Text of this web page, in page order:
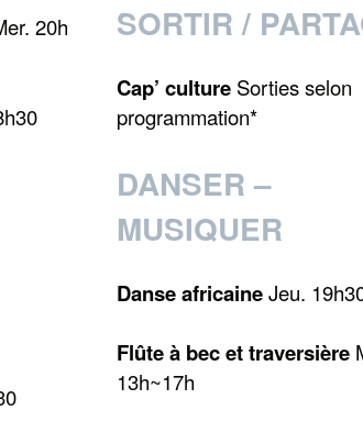
20h
SORTIR /
Cap’ culture Sorties selon
programmation*
DANSER –
MUSIQUER
Danse africaineJeu.
Flûte à becet traversière
13h~17h